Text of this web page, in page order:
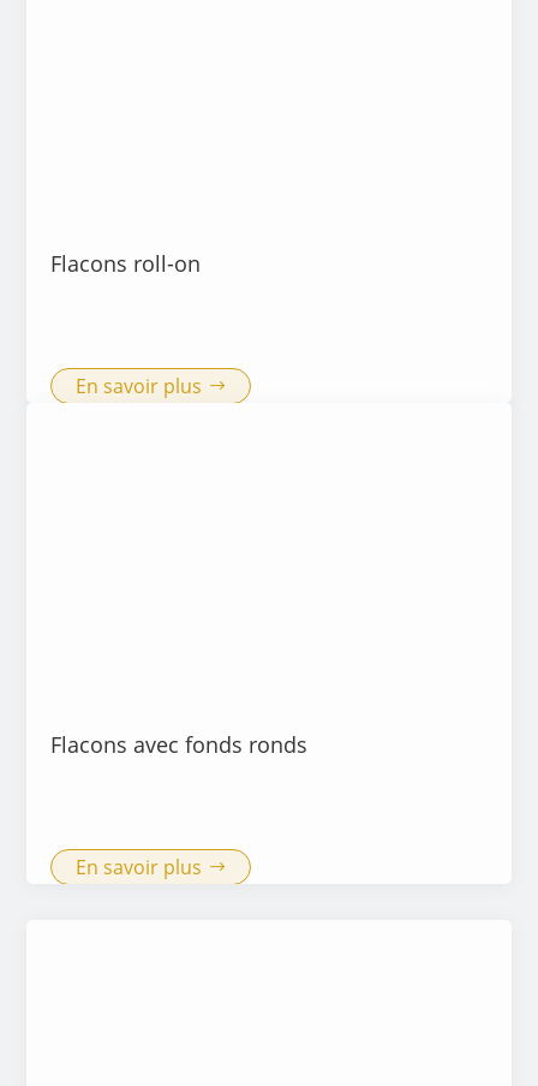
Flacons roll-on
En savoir plus
Flacons avec fonds ronds
En savoir plus